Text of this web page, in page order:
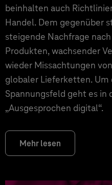
beinhalten auch
Handel. Dem gegenüber
steigende Nachfrage
Produkten, wachsender
wieder Missachtungen
globaler Lieferketten. Um
Spannungsfeld geht es
„Ausgesprochen digital“.
Mehr lesen